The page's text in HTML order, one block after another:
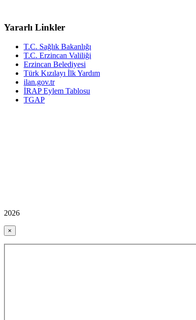
Yararlı Linkler
T.C. Sağlık Bakanlığı
T.C. Erzincan Valiliği
Erzincan Belediyesi
Türk Kızılayı İlk Yardım
ilan.gov.tr
İRAP Eylem Tablosu
TGAP
2026
×